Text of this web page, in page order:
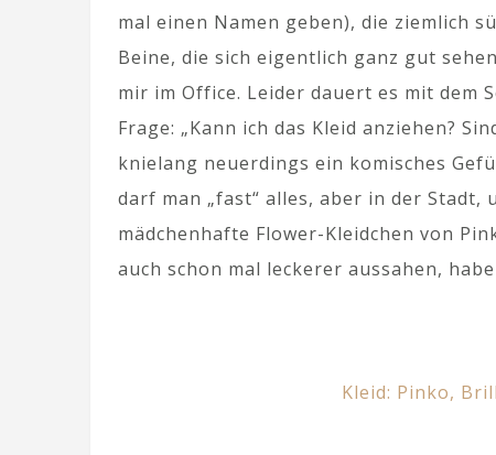
mal einen Namen geben), die ziemlich
Beine, die sich eigentlich ganz gut
mir im Office. Leider dauert es mit dem
Frage: „Kann ich das Kleid anziehen?
knielang neuerdings ein komisches
darf man „fast“ alles, aber in der Stadt,
mädchenhafte Flower-Kleidchen von
auch schon mal leckerer aussahen,
Kleid: Pinko,